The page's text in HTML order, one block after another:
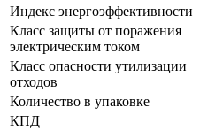
Индекс энергоэффективности
Класс защиты от поражения
электрическим током
Класс опасности утилизации
отходов
Количество в упаковке
КПД